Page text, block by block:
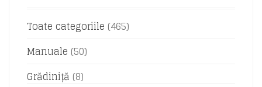
Toate categoriile (465)
Manuale (50)
Grădiniță (8)